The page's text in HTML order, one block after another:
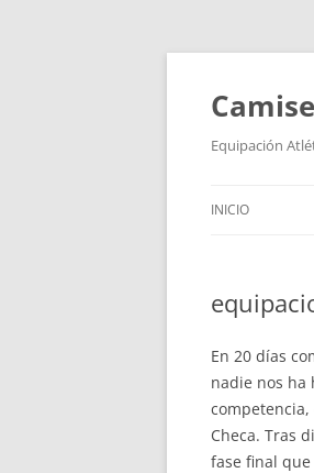
Equipación
INICIO
En 20 días
nadie nos ha
Checa. Tras
fase final